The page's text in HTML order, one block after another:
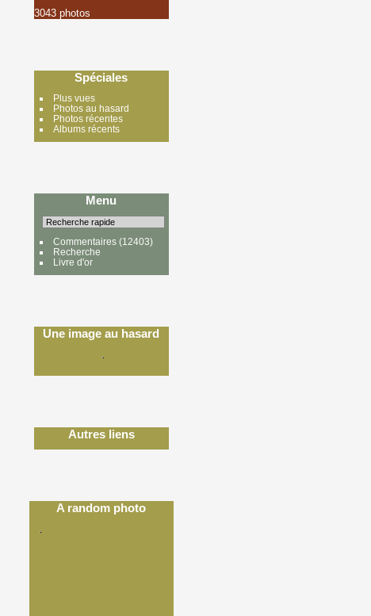
3043 photos
Spéciales
Plus vues
Photos au hasard
Photos récentes
Albums récents
Menu
Commentaires(12403)
Recherche
Livre d'or
Une image au hasard
Autres liens
A random photo